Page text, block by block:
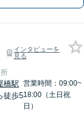
インタビューを
見る
橋駅
徒歩5
営業時間：09:00~
18:00（土日祝
日）